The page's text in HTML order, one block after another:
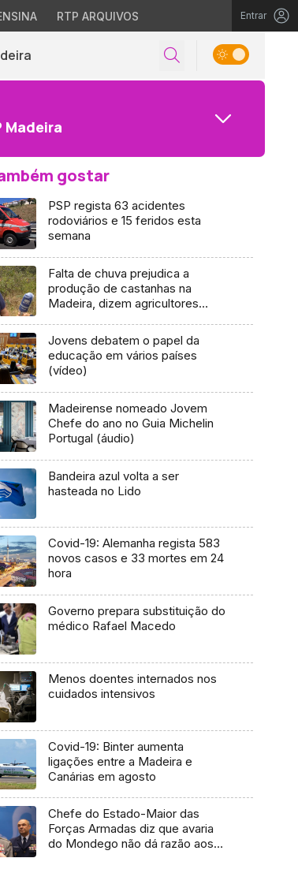
RTP ARQUIVOS Entrar
Madeira
gostar
PSP regista 63 acidentes
rodoviários e 15 feridos esta
semana
Falta de chuva prejudica a
produção de castanhas na
Madeira, dizem agricultores
Jovens debatem o papel da
educação em vários países
(vídeo)
Madeirense nomeado Jovem
Chefe do ano no Guia Michelin
Portugal (áudio)
Bandeira azul volta a ser
hasteada no Lido
Covid-19: Alemanha regista 583
novos casos e 33 mortes em 24
hora
Governo prepara substituição do
médico Rafael Macedo
Menos doentes internados nos
cuidados intensivos
Covid-19: Binter aumenta
ligações entre a Madeira e
Canárias em agosto
Chefe do Estado-Maior das
Forças Armadas diz que avaria
do Mondego não dá razão aos